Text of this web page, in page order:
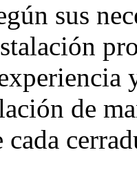
sus
de
cada